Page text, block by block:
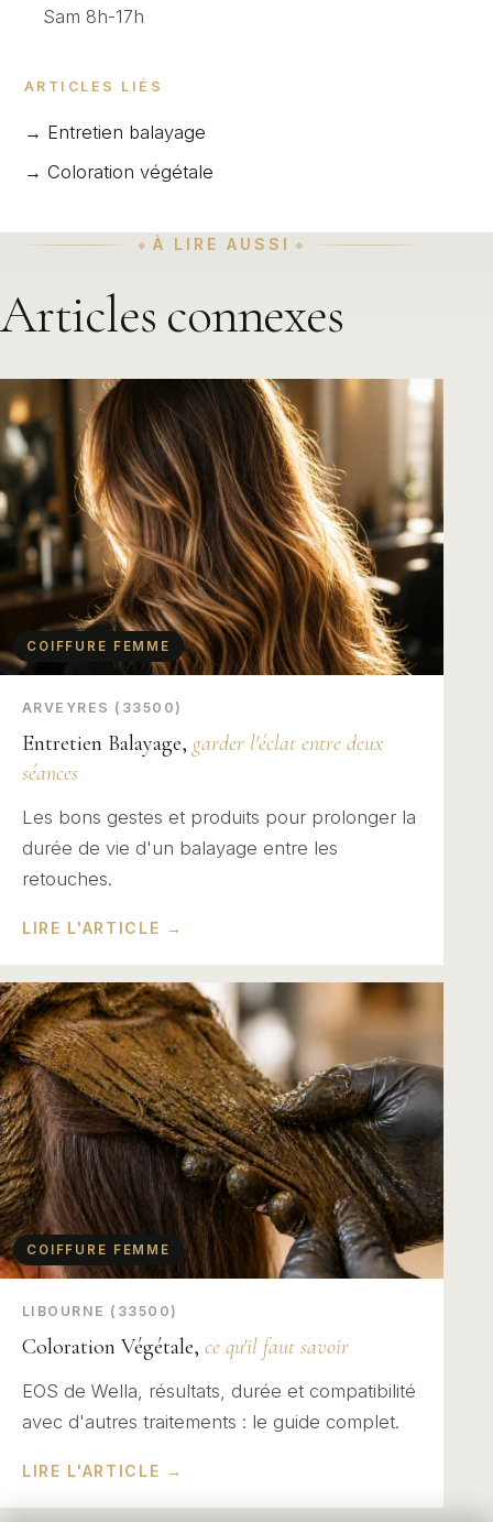
Sam 8h-17h
ARTICLES LIÉS
→ Entretien balayage
→ Coloration végétale
À LIRE AUSSI
Articles connexes
COIFFURE FEMME
ARVEYRES (33500)
Entretien Balayage, garder l'éclat entre deux
séances
Les bons gestes et produits pour prolonger la
durée de vie d'un balayage entre les
retouches.
LIRE L'ARTICLE →
COIFFURE FEMME
LIBOURNE (33500)
Coloration Végétale, ce qu'il faut savoir
EOS de Wella, résultats, durée et compatibilité
avec d'autres traitements : le guide complet.
LIRE L'ARTICLE →